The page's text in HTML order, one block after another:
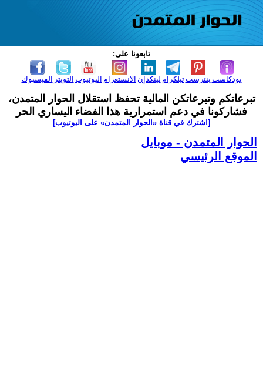
تابعونا على:
الفيسبوك التويتر اليوتيوب الانستغرام لينكدإن تيلكرامبنترست بودكاست
تبرعاتكم وتبرعاتكن المالية تحفظ استقلال الحوار المتمدن،
فشاركونا في دعم استمرارية هذا الفضاء اليساري الحر
[اشترك في قناة ‫«الحوار المتمدن» على اليوتيوب]
الحوار المتمدن - موبايل
الموقع الرئيسي